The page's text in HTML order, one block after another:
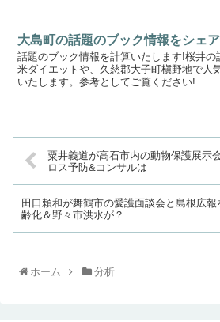
大島町の話題のブック情報をシェ
話題のブック情報を計算いたします!桜井の
米ダイエットや、久慈郡大子町槇野地で人
いたします。参考としてご覧ください!
粟井義道が高石市内の動物保護展示
ロス予防&コンサルは
田口頼和が舞鶴市の愛護面談会と島根広
齢化＆野々市洪水が？
ホーム 分析